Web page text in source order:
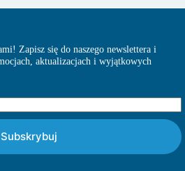
Zapisz się do naszego newslettera i
aktualizacjach i wyjątkowych
Subskrybuj